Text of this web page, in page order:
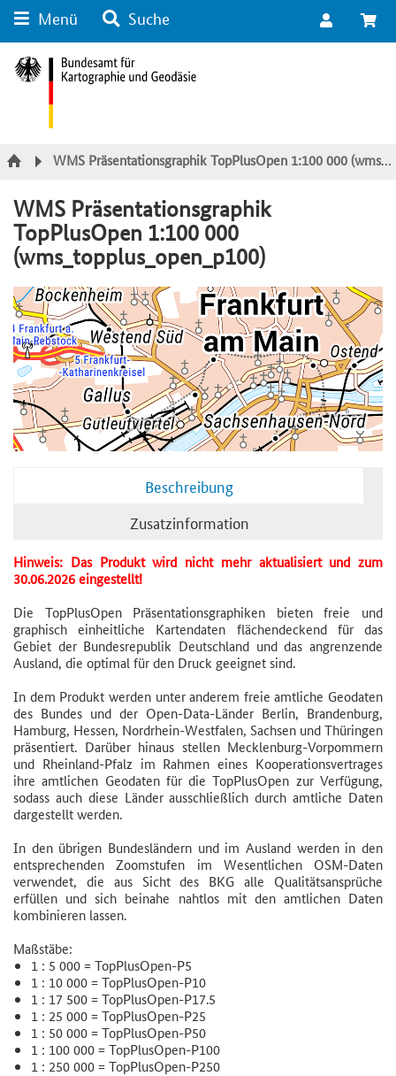
Kategorie Navigation
Menü Suche
WMS Präsentationsgraphik TopPlusOpen 1:100 000 (wms_topplus_open_p100)
WMS Präsentationsgraphik
TopPlusOpen 1:100 000
(wms_topplus_open_p100)
Beschreibung
Zusatzinformation
Hinweis: Das Produkt wird nicht mehr aktualisiert und zum
30.06.2026 eingestellt!
Die TopPlusOpen Präsentationsgraphiken bieten freie und
graphisch einheitliche Kartendaten flächendeckend für das
Gebiet der Bundesrepublik Deutschland und das angrenzende
Ausland, die optimal für den Druck geeignet sind.
In dem Produkt werden unter anderem freie amtliche Geodaten
des Bundes und der Open-Data-Länder Berlin, Brandenburg,
Hamburg, Hessen, Nordrhein-Westfalen, Sachsen und Thüringen
präsentiert. Darüber hinaus stellen Mecklenburg-Vorpommern
und Rheinland-Pfalz im Rahmen eines Kooperationsvertrages
ihre amtlichen Geodaten für die TopPlusOpen zur Verfügung,
sodass auch diese Länder ausschließlich durch amtliche Daten
dargestellt werden.
In den übrigen Bundesländern und im Ausland werden in den
entsprechenden Zoomstufen im Wesentlichen OSM-Daten
verwendet, die aus Sicht des BKG alle Qualitätsansprüche
erfüllen und sich beinahe nahtlos mit den amtlichen Daten
kombinieren lassen.
Maßstäbe:
1 : 5 000 = TopPlusOpen-P5
1 : 10 000 = TopPlusOpen-P10
1 : 17 500 = TopPlusOpen-P17.5
1 : 25 000 = TopPlusOpen-P25
1 : 50 000 = TopPlusOpen-P50
1 : 100 000 = TopPlusOpen-P100
1 : 250 000 = TopPlusOpen-P250